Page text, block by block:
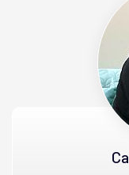
Com 03 suítes - 01
star / sala jantar) Sala
Cozinha e lavanderia
Toda com planejados
Área gourmet com
jardinagem e uma bela
05 vagas de garagem,
Portaria 24 horas,
playground, academia